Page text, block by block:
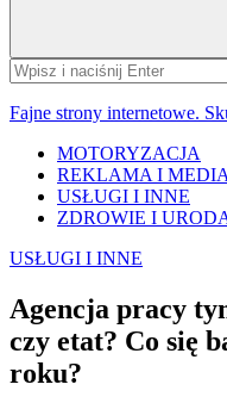
Szukaj:
Fajne strony internetowe.
MOTORYZACJA
REKLAMA I MEDIA
USŁUGI I INNE
ZDROWIE I
USŁUGI I INNE
Agencja pracy
czy etat? Co się
roku?